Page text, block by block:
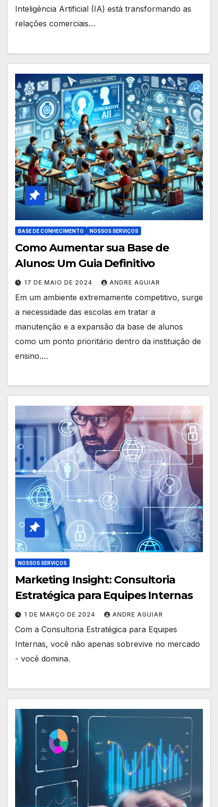
Inteligência Artificial (IA) está transformando as
relações comerciais…
BASE DE CONHECIMENTO NOSSOS SERVIÇOS
Como Aumentar sua Base de
Alunos: Um Guia Definitivo
17 DE MAIO DE 2024 ANDRE AGUIAR
Em um ambiente extremamente competitivo, surge
a necessidade das escolas em tratar a
manutenção e a expansão da base de alunos
como um ponto prioritário dentro da instituição de
ensino.…
NOSSOS SERVIÇOS
Marketing Insight: Consultoria
Estratégica para Equipes Internas
1 DE MARÇO DE 2024 ANDRE AGUIAR
Com a Consultoria Estratégica para Equipes
Internas, você não apenas sobrevive no mercado
- você domina.